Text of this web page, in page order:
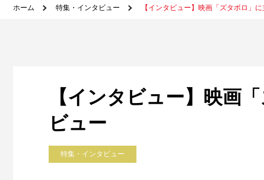
ホーム 特集・インタビュー 【インタビュー】映画「ズタボロ」
【インタビュー】映画
ビュー
特集・インタビュー